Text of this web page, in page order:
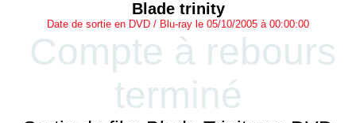
Blade trinity
Date de sortie en DVD / Blu-ray le 05/10/2005 à 00:00:00
Compte à rebours
terminé